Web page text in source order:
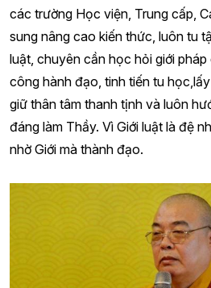
các trường Học viện, Trung cấp,
sung nâng cao kiến thức, luôn tu
luật, chuyên cần học hỏi giới
công hành đạo, tinh tiến tu học,lấy
giữ thân tâm thanh tịnh và luôn
đáng làm Thầy. Vì Giới luật là đệ
nhờ Giới mà thành đạo.